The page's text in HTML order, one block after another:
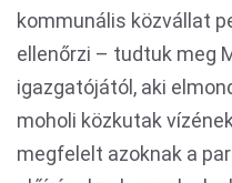
kommunális közvállat
ellenőrzi – tudtuk meg
igazgatójától, aki
moholi közkutak
megfelelt azoknak a